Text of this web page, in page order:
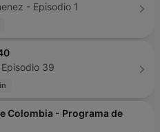
- Episodio 1
39
Colombia - Programa de